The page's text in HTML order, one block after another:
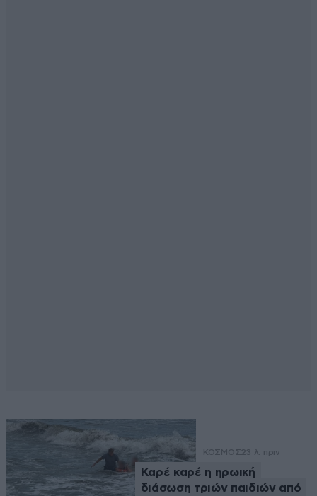
ΚΟΣΜΟΣ23 λ. πριν
Καρέ καρέ η ηρωική
διάσωση τριών παιδιών από